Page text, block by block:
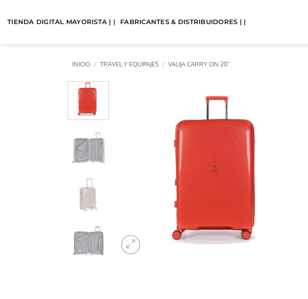
TIENDA DIGITAL MAYORISTA | | FABRICANTES & DISTRIBUIDORES | |
INICIO / TRAVEL Y EQUIPAJES / VALIJA CARRY ON 20"